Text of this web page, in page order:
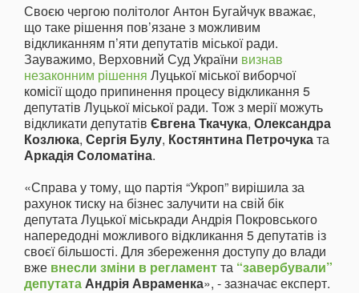
Своєю чергою політолог Антон Бугайчук вважає,
що таке рішення пов’язане з можливим
відкликанням п’яти депутатів міської ради.
Зауважимо, Верховний Суд України визнав
незаконним рішення Луцької міської виборчої
комісії щодо припинення процесу відкликання 5
депутатів Луцької міської ради. Тож з мерії можуть
відкликати депутатів Євгена Ткачука, Олександра
Козлюка, Сергія Булу, Костянтина Петрочуката
Аркадія Соломатіна.
«Справа у тому, що партія “Укроп” вирішила за
рахунок тиску на бізнес залучити на свій бік
депутата Луцької міськради Андрія Покровського
напередодні можливого відкликання 5 депутатів із
своєї більшості. Для збереження доступу до влади
вже внесли зміни в регламентта “завербували”
депутатаАндрія Авраменка», - зазначає експерт.